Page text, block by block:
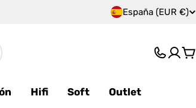
P
s
España (EUR €)
Hifi Soft
Outlet